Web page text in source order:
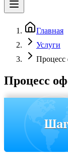
Главная
Услуги
Процесс
Процесс